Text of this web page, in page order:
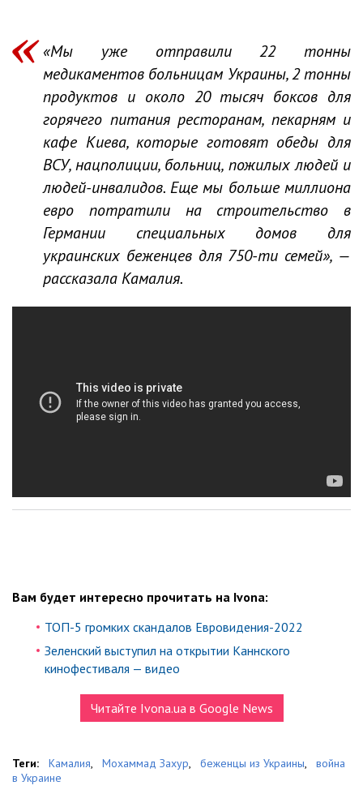
«Мы уже отправили 22 тонны
медикаментов больницам Украины, 2 тонны
продуктов и около 20 тысяч боксов для
горячего питания ресторанам, пекарням и
кафе Киева, которые готовят обеды для
ВСУ, нацполиции, больниц, пожилых людей и
людей-инвалидов. Еще мы больше миллиона
евро потратили на строительство в
Германии специальных домов для
украинских беженцев для 750-ти семей», —
рассказала Камалия.
Вам будет интересно прочитать на Ivona:
ТОП-5 громких скандалов Евровидения-2022
Зеленский выступил на открытии Каннского
кинофестиваля — видео
Читайте Ivona.ua в Google News
Теги: Камалия, Мохаммад Захур, беженцы из Украины,
война
в Украине